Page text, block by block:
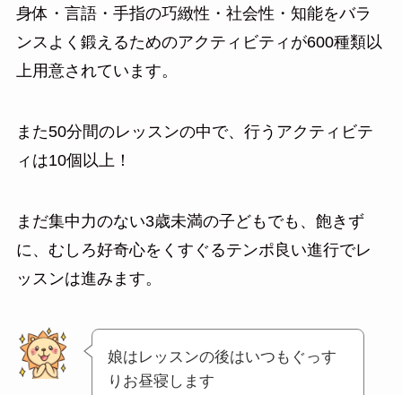
身体・言語・手指の巧緻性・社会性・知能をバラ
ンスよく鍛えるためのアクティビティが600種類以
上用意されています。
また50分間のレッスンの中で、行うアクティビテ
ィは10個以上！
まだ集中力のない3歳未満の子どもでも、飽きず
に、むしろ好奇心をくすぐるテンポ良い進行でレ
ッスンは進みます。
娘はレッスンの後はいつもぐっす
りお昼寝します